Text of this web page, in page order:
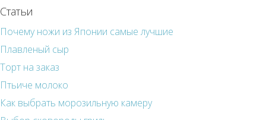
Статьи
Почему ножи из Японии самые лучшие
Плавленый сыр
Торт на заказ
Птьиче молоко
Как выбрать морозильную камеру